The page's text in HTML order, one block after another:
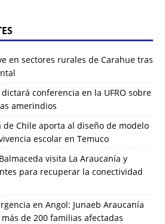
en sectores rurales de Carahue tras
conferencia en la UFRO sobre
amerindios
Chile aporta al diseño de modelo
escolar en Temuco
visita La Araucanía y
para recuperar la conectividad
en Angol: Junaeb Araucanía
de 200 familias afectadas